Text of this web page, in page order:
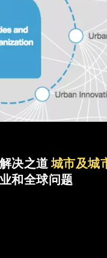
决之道城市及城
和全球问题